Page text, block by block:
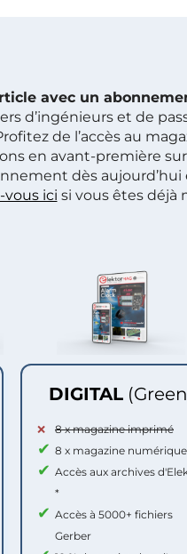
avec un
d’ingénieurs et de
de l’accès au
en avant-première
dès
ici si vous êtes déjà
DIGITAL
8 x magazine imprimé
8 x magazine numérique
Accès aux archives
*
Accès à 5000+ fichiers
Gerber